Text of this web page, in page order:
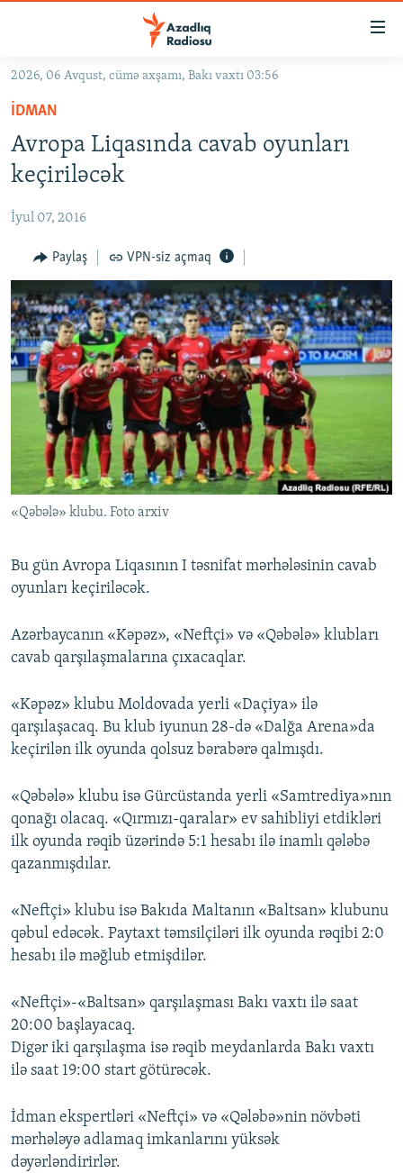
Əsas
qayıt
Əsas
naviqasiyaya
qayıt
Axtarışa
keç
KORRUPSIOMETR
#ƏSLINDƏ
FƏRQƏ BAX
QANUNI DOĞRU
ARAŞDIRMA
MULTIMEDIA
VIDEO
FOTOQALEREYA
İNFOQRAFIKA
KARIKATURA
RADIO ARXIV
OXU ZALI
AZƏRBAYCAN ƏDƏBIYYATI KITABXANASI
İSLAM VƏ DEMOKRATIYA
İZ - MƏDƏNIYYƏT PROQRAMI
HAQQIMIZDA
MISSIYAMIZ
PEŞƏ ETIKASI VƏ JURNALISTIKA STANDARTLARIMIZ
MATERIALLARIMIZDAN ISTIFADƏ
AZADLIQRADIOSU MOBIL TELEFONUNUZDA
XƏBƏR BÜLLETENLƏRIMIZ
BIZI IZLƏ
RFE/RL-in bütün saytları
2026, 06 Avqust, cümə axşamı, Bakı vaxtı 03:56
İDMAN
Avropa Liqasında cavab oyunları
keçiriləcək
İyul 07, 2016
Paylaş VPN-siz açmaq
«Qəbələ» klubu. Foto arxiv
Bu gün Avropa Liqasının I təsnifat mərhələsinin cavab
oyunları keçiriləcək.
Azərbaycanın «Kəpəz», «Neftçi» və «Qəbələ» klubları
cavab qarşılaşmalarına çıxacaqlar.
«Kəpəz» klubu Moldovada yerli «Daçiya» ilə
qarşılaşacaq. Bu klub iyunun 28-də «Dalğa Arena»da
keçirilən ilk oyunda qolsuz bərabərə qalmışdı.
«Qəbələ» klubu isə Gürcüstanda yerli «Samtrediya»nın
qonağı olacaq. «Qırmızı-qaralar» ev sahibliyi etdikləri
ilk oyunda rəqib üzərində 5:1 hesabı ilə inamlı qələbə
qazanmışdılar.
«Neftçi» klubu isə Bakıda Maltanın «Baltsan» klubunu
qəbul edəcək. Paytaxt təmsilçiləri ilk oyunda rəqibi 2:0
hesabı ilə məğlub etmişdilər.
«Neftçi»-«Baltsan» qarşılaşması Bakı vaxtı ilə saat
20:00 başlayacaq.
Digər iki qarşılaşma isə rəqib meydanlarda Bakı vaxtı
ilə saat 19:00 start götürəcək.
İdman ekspertləri «Neftçi» və «Qələbə»nin növbəti
mərhələyə adlamaq imkanlarını yüksək
dəyərləndirirlər.